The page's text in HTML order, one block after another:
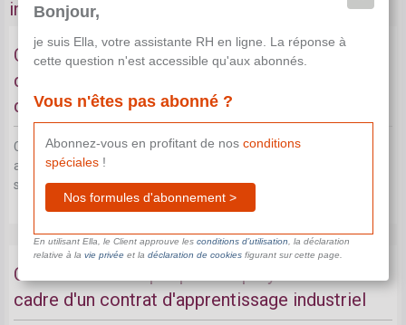
industriel
Conditions pour le Comité paritaire
d'apprentissage en cas de contrat
d'apprentissage industriel
Ce document n'est pas disponible dans le cadre de votre
abonnement actuel.
supplémentaire.
Conditions à remplir par l'employeur dans le
cadre d'un contrat d'apprentissage industriel
Bonjour,
je suis Ella, votre assistante RH en ligne. La réponse à
cette question n'est accessible qu'aux abonnés.
Vous n'êtes pas abonné ?
Abonnez-vous en profitant de nos conditions
spéciales!
Nos formules d'abonnement >
En utilisant Ella, le Client approuve les conditions d’utilisation , la déclaration
relative à la vie privéeet la déclaration de cookiesfigurant sur cette page.